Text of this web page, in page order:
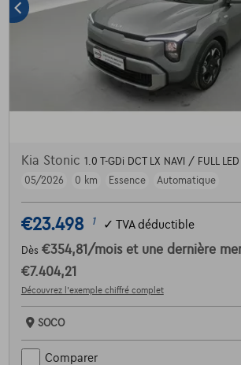
Kia Stonic 1.0 T-GDi DCT LX NAVI / FULL
05/2026
0 km Essence Automatique
€23.498 1 ✓ TVA déductible
Dès €354,81 /mois et une dernière
€7.404,21
Découvrez l’exemple chiffré complet
SOCO
Comparer